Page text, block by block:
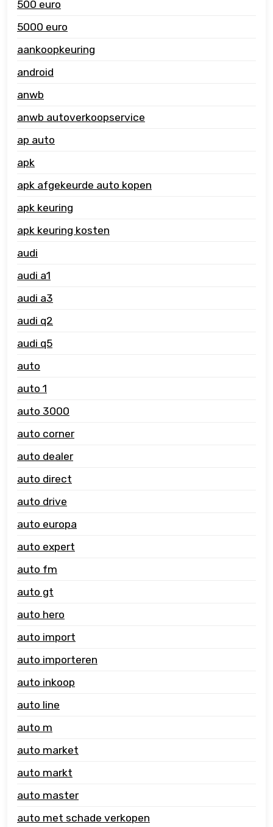
500 euro
5000 euro
aankoopkeuring
android
anwb
anwb autoverkoopservice
ap auto
apk
apk afgekeurde auto kopen
apk keuring
apk keuring kosten
audi
audi a1
audi a3
audi q2
audi q5
auto
auto 1
auto 3000
auto corner
auto dealer
auto direct
auto drive
auto europa
auto expert
auto fm
auto gt
auto hero
auto import
auto importeren
auto inkoop
auto line
auto m
auto market
auto markt
auto master
auto met schade verkopen